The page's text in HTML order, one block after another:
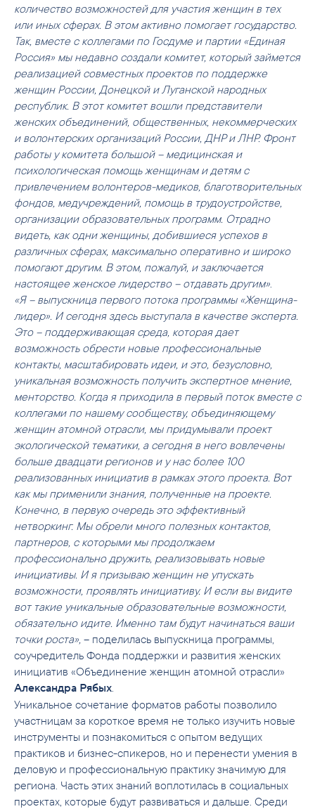
количество возможностей для участия женщин в тех
или иных сферах. В этом активно помогает государство.
Так, вместе с коллегами по Госдуме и партии «Единая
Россия» мы недавно создали комитет, который займется
реализацией совместных проектов по поддержке
женщин России, Донецкой и Луганской народных
республик. В этот комитет вошли представители
женских объединений, общественных, некоммерческих
и волонтерских организаций России, ДНР и ЛНР. Фронт
работы у комитета большой – медицинская и
психологическая помощь женщинам и детям с
привлечением волонтеров-медиков, благотворительных
фондов, медучреждений, помощь в трудоустройстве,
организации образовательных программ. Отрадно
видеть, как одни женщины, добившиеся успехов в
различных сферах, максимально оперативно и широко
помогают другим. В этом, пожалуй, и заключается
настоящее женское лидерство – отдавать другим»
«Я – выпускница первого потока программы «Женщина-
лидер». И сегодня здесь выступала в качестве эксперта.
Это – поддерживающая среда, которая дает
возможность обрести новые профессиональные
контакты, масштабировать идеи, и это, безусловно,
уникальная возможность получить экспертное мнение,
менторство. Когда я приходила в первый поток вместе с
коллегами по нашему сообществу, объединяющему
женщин атомной отрасли, мы придумывали проект
экологической тематики, а сегодня в него вовлечены
больше двадцати регионов и у нас более 100
реализованных инициатив в рамках этого проекта. Вот
как мы применили знания, полученные на проекте.
Конечно, в первую очередь это эффективный
нетворкинг. Мы обрели много полезных контактов,
партнеров, с которыми мы продолжаем
профессионально дружить, реализовывать новые
инициативы. И я призываю женщин не упускать
возможности, проявлять инициативу. И если вы видите
вот такие уникальные образовательные возможности,
обязательно идите. Именно там будут начинаться ваши
точки роста», – поделилась выпускница программы,
соучредитель Фонда поддержки и развития женских
инициатив «Объединение женщин атомной отрасли»
Александра Рябых
Уникальное сочетание форматов работы позволило
участницам за короткое время не только изучить новые
инструменты и познакомиться с опытом ведущих
практиков и бизнес-спикеров, но и перенести умения в
деловую и профессиональную практику значимую для
региона. Часть этих знаний воплотилась в социальных
проектах, которые будут развиваться и дальше. Среди